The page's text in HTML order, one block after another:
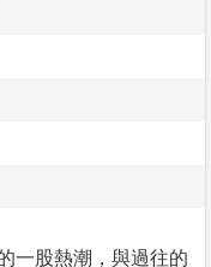
一股熱潮，與過往的